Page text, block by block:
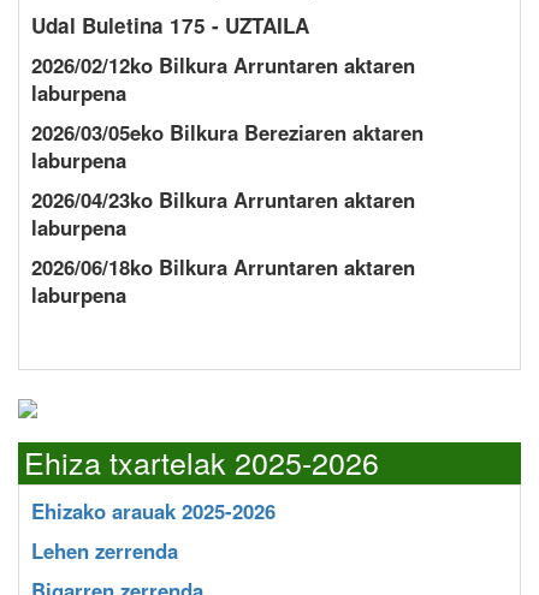
Udal Buletina 175 - UZTAILA
2026/02/12ko Bilkura Arruntaren aktaren
laburpena
2026/03/05eko Bilkura Bereziaren aktaren
laburpena
2026/04/23ko Bilkura Arruntaren aktaren
laburpena
2026/06/18ko Bilkura Arruntaren aktaren
laburpena
Ehiza txartelak 2025-2026
Ehizako arauak 2025-2026
Lehen zerrenda